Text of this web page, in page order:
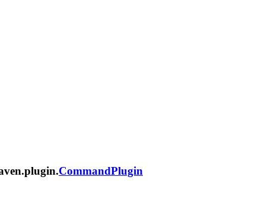
CommandPlugin